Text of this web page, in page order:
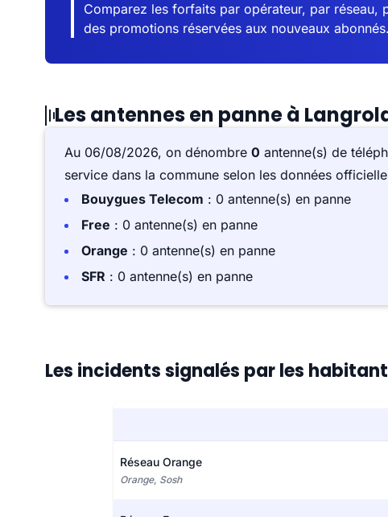
Comparez les forfaits par opérateur, par
des promotions réservées aux nouveaux abonnés.
Les antennes en panne à
Au 06/08/2026, on dénombre 0 antenne(s) de
service dans la commune selon les données
Bouygues Telecom : 0 antenne(s) en panne
Free : 0 antenne(s) en panne
Orange : 0 antenne(s) en panne
SFR : 0 antenne(s) en panne
Les incidents signalés par les
Réseau Orange
Orange, Sosh